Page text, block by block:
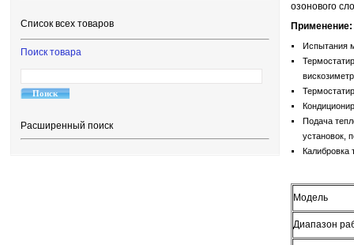
Список всех товаров
Поиск товара
Расширенный поиск
озонового
Применение:
Испытания
Подача
установок,
Калибровка
Модель
Диапазон